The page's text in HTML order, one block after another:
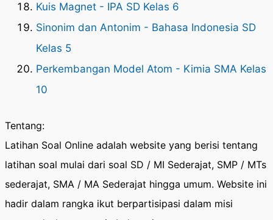
Kuis Magnet - IPA SD Kelas 6
Sinonim dan Antonim - Bahasa Indonesia SD
Kelas 5
Perkembangan Model Atom - Kimia SMA Kelas
10
Tentang:
Latihan Soal Online adalah website yang berisi tentang
latihan soal mulai dari soal SD / MI Sederajat, SMP / MTs
sederajat, SMA / MA Sederajat hingga umum. Website ini
hadir dalam rangka ikut berpartisipasi dalam misi